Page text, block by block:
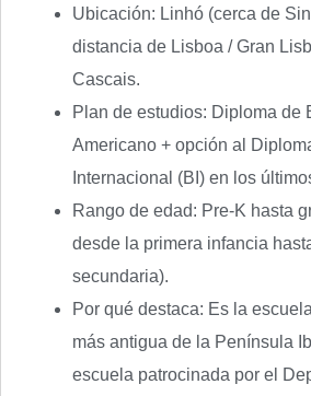
Ubicación: Linhó (cerca de
distancia de Lisboa / Gran
Cascais.
Plan de estudios: Diploma de
Americano + opción al
Internacional (BI) en los
Rango de edad: Pre-K hasta
desde la primera infancia
secundaria).
Por qué destaca: Es la
más antigua de la Península
escuela patrocinada por el